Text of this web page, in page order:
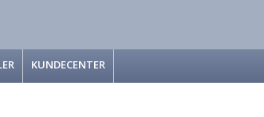
KUNDECENTER